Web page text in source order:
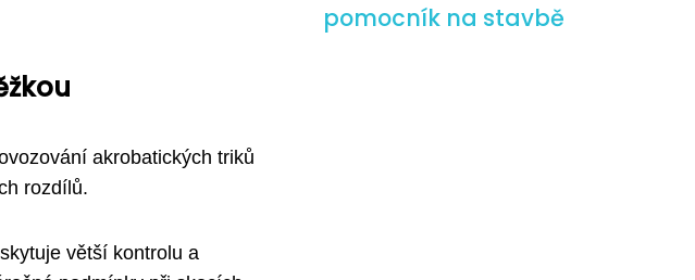
akrobatických triků
rozdílů.
větší kontrolu a
pomocník na stavbě